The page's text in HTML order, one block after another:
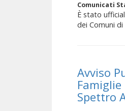
Comunicati
È stato
dei Comuni di
Avviso
Spettro